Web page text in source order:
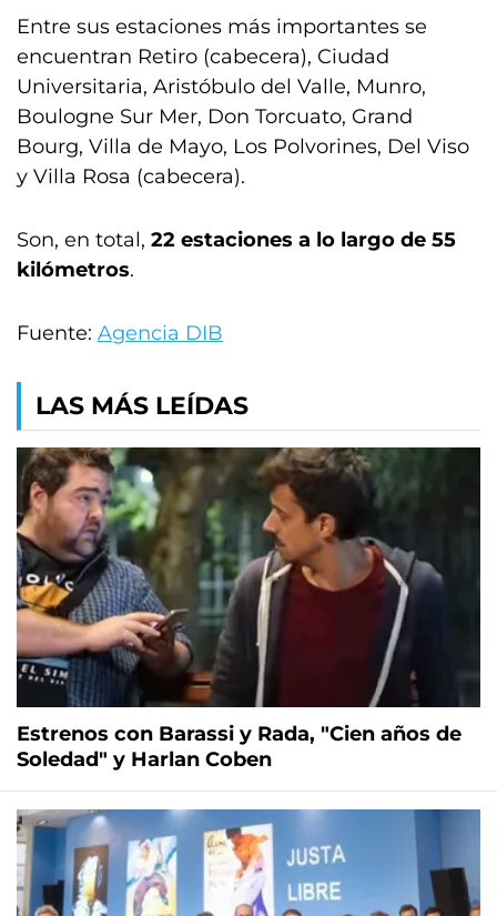
Entre sus estaciones más importantes se
encuentran Retiro (cabecera), Ciudad
Universitaria, Aristóbulo del Valle, Munro,
Boulogne Sur Mer, Don Torcuato, Grand
Bourg, Villa de Mayo, Los Polvorines, Del Viso
y Villa Rosa (cabecera).
Son, en total, 22 estaciones a lo largo de 55
kilómetros.
Fuente: Agencia DIB
LAS MÁS LEÍDAS
Estrenos con Barassi y Rada, "Cien años de
Soledad" y Harlan Coben